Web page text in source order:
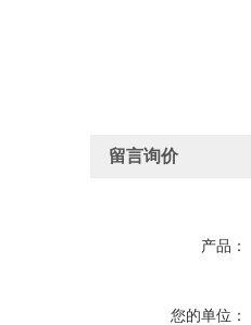
留言询价
产品：
您的单位：